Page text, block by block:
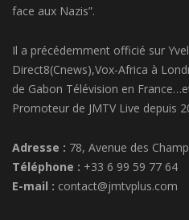
face aux Nazis”.
Il a précédemment officié sur
Direct8(Cnews),Vox-Africa à
de Gabon Télévision en
Promoteur de JMTV Live depuis
Adresse : 78, Avenue des
Téléphone : +33 6 99 59 77 64
E-mail : contact@jmtvplus.com